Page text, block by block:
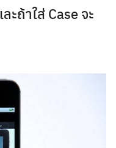
ถ้าใส่ Case จะ